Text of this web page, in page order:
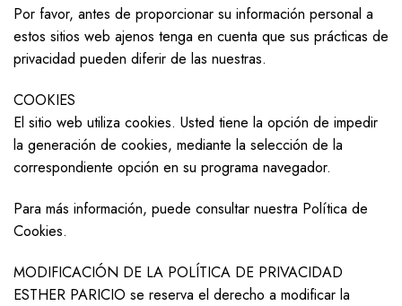
Por favor, antes de proporcionar su información personal a
estos sitios web ajenos tenga en cuenta que sus prácticas de
privacidad pueden diferir de las nuestras.
COOKIES
El sitio web utiliza cookies. Usted tiene la opción de impedir
la generación de cookies, mediante la selección de la
correspondiente opción en su programa navegador.
Para más información, puede consultar nuestra Política de
Cookies.
MODIFICACIÓN DE LA POLÍTICA DE PRIVACIDAD
ESTHER PARICIO se reserva el derecho a modificar la